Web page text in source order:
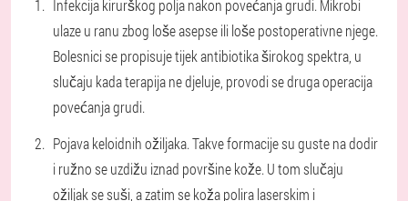
Infekcija kirurškog polja nakon povećanja grudi. Mikrobi
ulaze u ranu zbog loše asepse ili loše postoperativne njege.
Bolesnici se propisuje tijek antibiotika širokog spektra, u
slučaju kada terapija ne djeluje, provodi se druga operacija
povećanja grudi.
Pojava keloidnih ožiljaka. Takve formacije su guste na dodir
i ružno se uzdižu iznad površine kože. U tom slučaju
ožiljak se suši, a zatim se koža polira laserskim i